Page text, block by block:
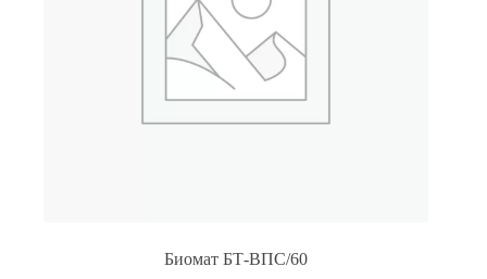
Биомат БТ-ВПС/60